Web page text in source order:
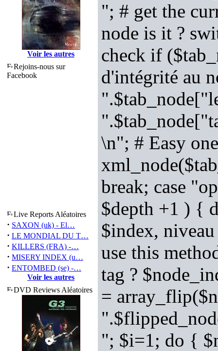
Voir les autres
Rejoins-nous sur
Facebook
Live Reports Aléatoires
· SAXON (uk) - El…
· LE MONDIAL DU T…
· KILLERS (FRA) -…
· MISERY INDEX (u…
· ENTOMBED (se) -…
Voir les autres
DVD Reviews Aléatoires
"; # get the
node is it ?
check if
d'intégrité au
\n"; # Easy
break; case
$depth +1 ) {
$index,
use this
tag ?
=
"; $i=1; do {